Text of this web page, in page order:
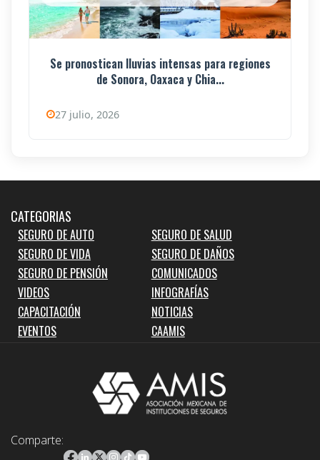
Se pronostican lluvias intensas para regiones
de Sonora, Oaxaca y Chia...
27 julio, 2026
CATEGORIAS
SEGURO DE AUTO
SEGURO DE SALUD
SEGURO DE VIDA
SEGURO DE DAÑOS
SEGURO DE PENSIÓN
COMUNICADOS
VIDEOS
INFOGRAFÍAS
CAPACITACIÓN
NOTICIAS
EVENTOS
CAAMIS
Comparte: